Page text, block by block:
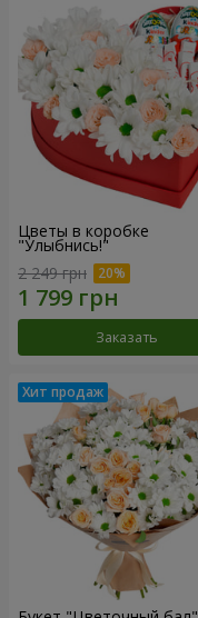
Цветы в коробке
"Улыбнись!"
2 249 грн
Заказать